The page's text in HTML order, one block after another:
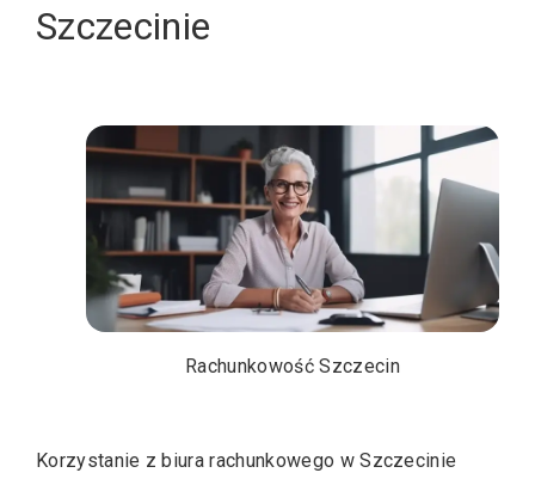
Szczecinie
Rachunkowość Szczecin
Korzystanie z biura rachunkowego w Szczecinie